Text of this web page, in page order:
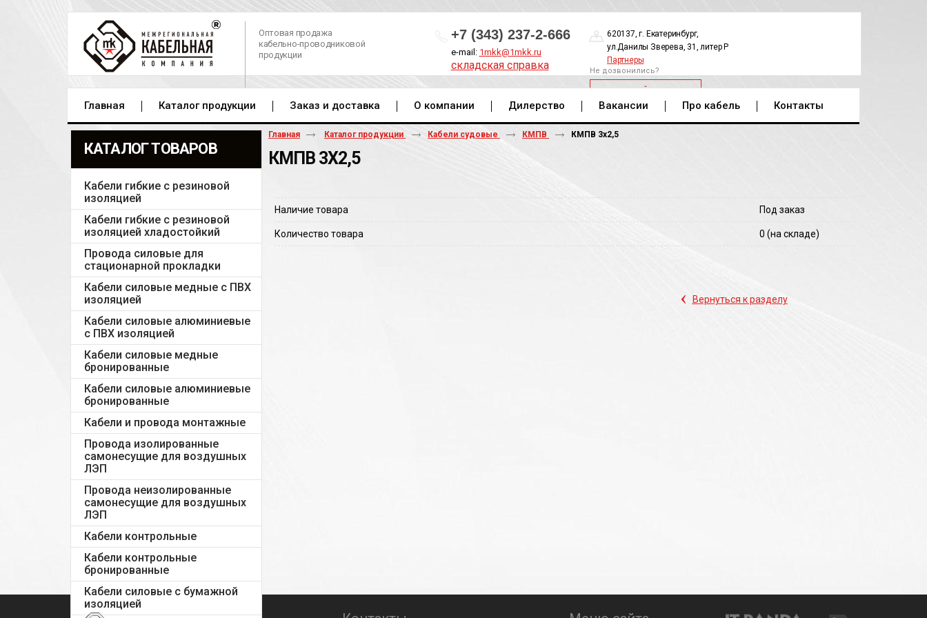
Оптовая продажа
кабельно-проводниковой
продукции
+7 (343) 237-2-666
e-mail: 1mkk@1mkk.ru
складская справка
620137, г. Екатеринбург,
ул.Данилы Зверева, 31, литер Р
Партнеры
Не дозвонились?
ОБРАТНЫЙ ЗВОНОК
Главная Каталог продукции Заказ и доставка О компании Дилерство Вакансии Про кабель Контакты
КАТАЛОГ ТОВАРОВ
Кабели гибкие с резиновой
изоляцией
Кабели гибкие с резиновой
изоляцией хладостойкий
Провода силовые для
стационарной прокладки
Кабели силовые медные с ПВХ
изоляцией
Кабели силовые алюминиевые
с ПВХ изоляцией
Кабели силовые медные
бронированные
Кабели силовые алюминиевые
бронированные
Кабели и провода монтажные
Провода изолированные
самонесущие для воздушных
ЛЭП
Провода неизолированные
самонесущие для воздушных
ЛЭП
Кабели контрольные
Кабели контрольные
бронированные
Кабели силовые с бумажной
изоляцией
Главная Каталог продукции Кабели судовые КМПВ КМПВ 3х2,5
КМПВ 3Х2,5
Наличие товара Под заказ
Количество товара 0 (на складе)
‹ Вернуться к разделу